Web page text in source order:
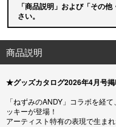
「商品説明」および「その
さい。
商品説明
★グッズカタログ2026年4月号
「ねずみのANDY」コラボを経
ッキーが登場！
アーティスト特有の表現で生ま